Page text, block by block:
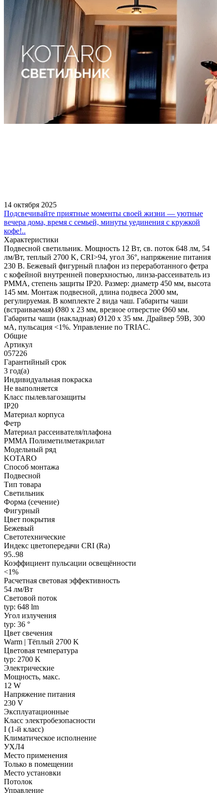
14 октября 2025
Подсвечивайте приятные моменты своей жизни — уютные
вечера дома, время с семьей, минуты уединения с кружкой
кофе!..
Характеристики
Подвесной светильник. Мощность 12 Вт, св. поток 648 лм, 54
лм/Вт, теплый 2700 K, CRI>94, угол 36°, напряжение питания
230 В. Бежевый фигурный плафон из переработанного фетра
с кофейной внутренней поверхностью, линза-рассеиватель из
PMMA, степень защиты IP20. Размер: диаметр 450 мм, высота
145 мм. Монтаж подвесной, длина подвеса 2000 мм,
регулируемая. В комплекте 2 вида чаш. Габариты чаши
(встраиваемая) Ø80 х 23 мм, врезное отверстие Ø60 мм.
Габариты чаши (накладная) Ø120 x 35 мм. Драйвер 59В, 300
мА, пульсация <1%. Управление по TRIAC.
Общие
Артикул
057226
Гарантийный срок
3 год(а)
Индивидуальная покраска
Не выполняется
Класс пылевлагозащиты
IP20
Материал корпуса
Фетр
Материал рассеивателя/плафона
PMMA Полиметилметакрилат
Модельный ряд
KOTARO
Способ монтажа
Подвесной
Тип товара
Светильник
Форма (сечение)
Фигурный
Цвет покрытия
Бежевый
Светотехнические
Индекс цветопередачи CRI (Ra)
95..98
Коэффициент пульсации освещённости
<1%
Расчетная световая эффективность
54 лм/Вт
Световой поток
typ: 648 lm
Угол излучения
typ: 36 °
Цвет свечения
Warm | Тёплый 2700 K
Цветовая температура
typ: 2700 K
Электрические
Мощность, макс.
12 W
Напряжение питания
230 V
Эксплуатационные
Класс электробезопасности
I (1-й класс)
Климатическое исполнение
УХЛ4
Место применения
Только в помещении
Место установки
Потолок
Управление